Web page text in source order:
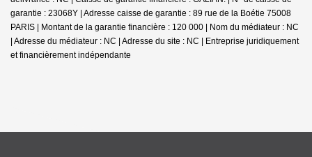
garantie : 23068Y | Adresse caisse de garantie : 89 rue de la Boétie 75008
PARIS | Montant de la garantie financière : 120 000 | Nom du médiateur : NC
| Adresse du médiateur : NC | Adresse du site : NC | Entreprise juridiquement
et financièrement indépendante